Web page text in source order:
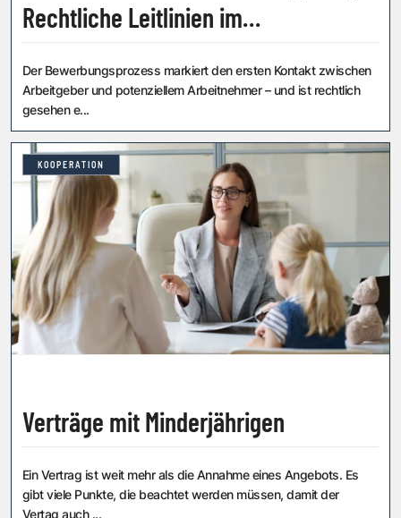
Rechtliche Leitlinien im
österreichischem Arbeitsrecht“
Der Bewerbungsprozess markiert den ersten Kontakt zwischen
Arbeitgeber und potenziellem Arbeitnehmer – und ist rechtlich
gesehen e...
KOOPERATION
Verträge mit Minderjährigen
Ein Vertrag ist weit mehr als die Annahme eines Angebots. Es
gibt viele Punkte, die beachtet werden müssen, damit der
Vertag auch ...